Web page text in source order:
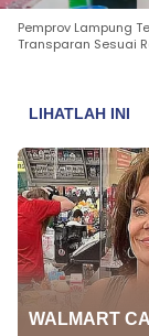
Pemprov Lampung
Transparan Sesuai